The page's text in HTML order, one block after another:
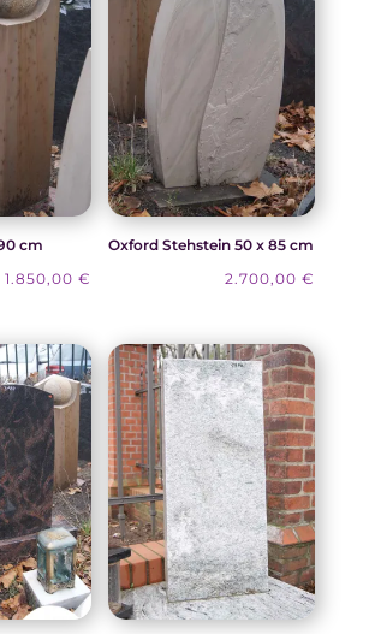
cm
1.850,00 €
Oxford Stehstein 50 x 85 cm
2.700,00€